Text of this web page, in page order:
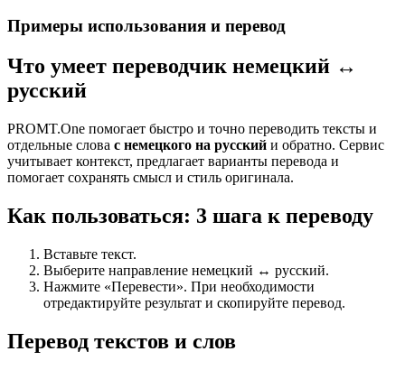
Примеры использования и перевод
Что умеет переводчик немецкий ↔
русский
PROMT.One помогает быстро и точно переводить тексты и
отдельные слова с немецкого на русский и обратно. Сервис
учитывает контекст, предлагает варианты перевода и
помогает сохранять смысл и стиль оригинала.
Как пользоваться: 3 шага к переводу
Вставьте текст.
Выберите направление немецкий ↔ русский.
Нажмите «Перевести». При необходимости
отредактируйте результат и скопируйте перевод.
Перевод текстов и слов